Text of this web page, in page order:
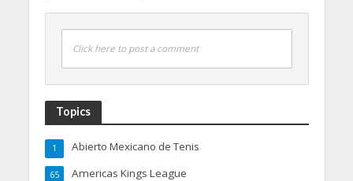
Click here to post a comment
Topics
Abierto Mexicano de Tenis
1
Americas Kings League
65